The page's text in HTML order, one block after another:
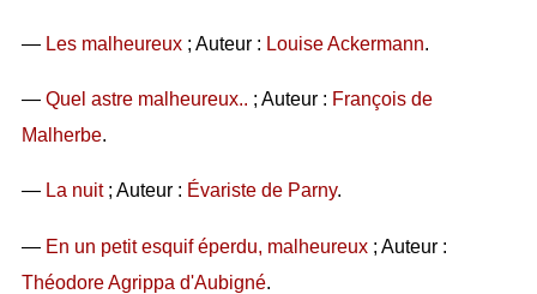
— Les malheureux; Auteur : Louise Ackermann.
— Quel astre malheureux.. ; Auteur : François de
Malherbe.
— La nuit; Auteur : Évariste de Parny.
— En un petit esquif éperdu, malheureux; Auteur :
Théodore Agrippa d'Aubigné.